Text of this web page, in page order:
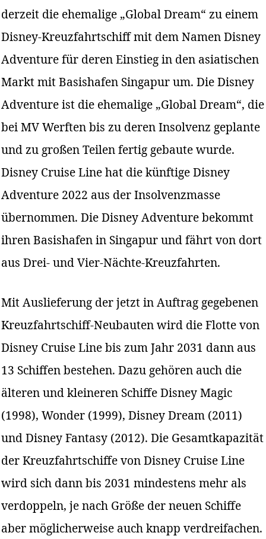
derzeit die ehemalige „Global Dream“ zu einem
Disney-Kreuzfahrtschiff mit dem Namen Disney
Adventure für deren Einstieg in den asiatischen
Markt mit Basishafen Singapur um. Die Disney
Adventure ist die ehemalige „Global Dream“, die
bei MV Werften bis zu deren Insolvenz geplante
und zu großen Teilen fertig gebaute wurde.
Disney Cruise Line hat die künftige Disney
Adventure 2022 aus der Insolvenzmasse
übernommen. Die Disney Adventure bekommt
ihren Basishafen in Singapur und fährt von dort
aus Drei- und Vier-Nächte-Kreuzfahrten.
Mit Auslieferung der jetzt in Auftrag gegebenen
Kreuzfahrtschiff-Neubauten wird die Flotte von
Disney Cruise Line bis zum Jahr 2031 dann aus
13 Schiffen bestehen. Dazu gehören auch die
älteren und kleineren Schiffe Disney Magic
(1998), Wonder (1999), Disney Dream (2011)
und Disney Fantasy (2012). Die Gesamtkapazität
der Kreuzfahrtschiffe von Disney Cruise Line
wird sich dann bis 2031 mindestens mehr als
verdoppeln, je nach Größe der neuen Schiffe
aber möglicherweise auch knapp verdreifachen.